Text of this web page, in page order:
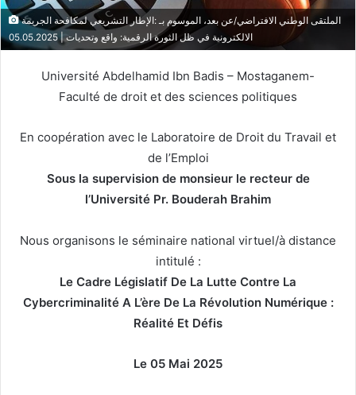
الملتقى الوطني الافتراضي/عن بعد، الموسوم بـ :الإطار التشريعي لمكافحة الجريمة
الالكترونية في ظل الثورة الرقمية: واقع وتحديات | 05.05.2025
Université Abdelhamid Ibn Badis – Mostaganem-
Faculté de droit et des sciences politiques
En coopération avec le Laboratoire de Droit du Travail et
de l’Emploi
Sous la supervision de monsieur le recteur de
l’Université Pr. Bouderah Brahim
Nous organisons le séminaire national virtuel/à distance
intitulé :
Le Cadre Législatif De La Lutte Contre La
Cybercriminalité A L’ère De La Révolution Numérique :
Réalité Et Défis
Le 05 Mai 2025